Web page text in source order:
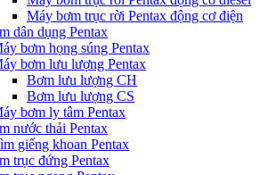
Máy bơm trục rời Pentax động cơ điện
dân dụng Pentax
bơm họng súng Pentax
bơm lưu lượng Pentax
Bơm lưu lượng CH
Bơm lưu lượng CS
bơm ly tâm Pentax
nước thải Pentax
giếng khoan Pentax
trục đứng Pentax